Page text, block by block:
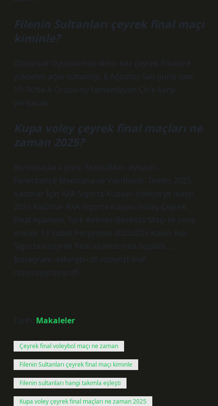
Filenin Sultanları çeyrek final maçı
kiminle?
Olimpiyat Oyunlarında ikinci kez çeyrek finallere
yükselen ağın sultanlığı, 6 Ağustos Salı günü saat
10: 00’da A Grubu’nu tamamlayan Çin’e karşı
yarışacak.
Kupa voley çeyrek final maçları ne
zaman 2025?
Bu sonuçlara göre, EczacıBAhı -dynavit-,
Fenerbahçe Medicana ve Vakıfbank -Teams 2025,
Kadınlar İçin AXA Sigorta Kupası -Volleye’ye ulaştı.
2025 Kadınlar AXA Sigorta Kupası Volley Çeyrek
Final Aşaması, Türk Airlines-Besiktas Maçı ile sona
erecek 13 Şubat Perşembe 20252025 Kadın Axa
Sigortası çeyrek final aşamasında başladı …
Instagram ›tvforgtr› df-nzpynzf-invf-
nzpynzpynzpynzf-
Tarih: Makaleler
Çeyrek final voleybol maçı ne zaman
Filenin Sultanları çeyrek final maçı kiminle
Filenin sultanları hangi takımla eşleşti
Kupa voley çeyrek final maçları ne zaman 2025